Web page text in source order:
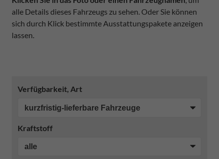
alle Details dieses Fahrzeugs zu sehen. Oder Sie können
sich durch Klick bestimmte Ausstattungspakete anzeigen
lassen.
Verfügbarkeit, Art
Kraftstoff